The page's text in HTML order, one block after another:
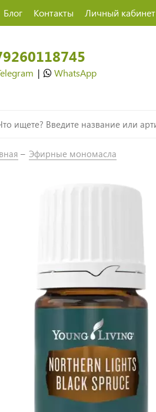
Блог Контакты Личный кабинет
| WhatsApp
Эфирные мономасла